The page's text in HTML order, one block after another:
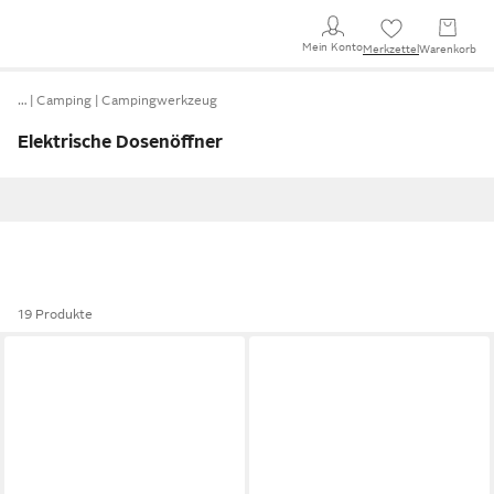
Mein KontoMerkzettel Warenkorb
… Camping Campingwerkzeug
Elektrische Dosenöffner
19 Produkte